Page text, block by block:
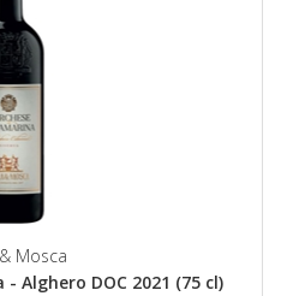
Mosca
Alghero DOC 2021 (75 cl)